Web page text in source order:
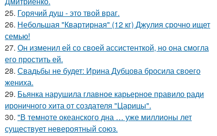
25. Горячий душ - это твой враг.
26. Небольшая "Квартирная" (12 кг) Джулия срочно ищет
семью!
27. Он изменил ей со своей ассистенткой, но она смогла
его простить ей.
28. Свадьбы не будет: Ирина Дубцова бросила своего
жениха.
29. Бьянка нарушила главное карьерное правило ради
ироничного хита от создателя "Царицы".
30. "В темноте океанского дна … уже миллионы лет
существует невероятный союз.